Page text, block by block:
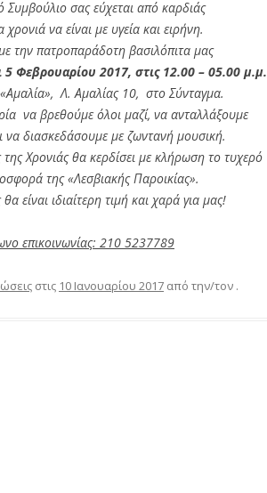
Συμβούλιο σας εύχεται από καρδιάς
χρονιά να είναι με υγεία και ειρήνη.
την πατροπαράδοτη βασιλόπιτα μας
5 Φεβρουαρίου 2017, στις 12.00 – 05.00 μ.μ.
Λ. Αμαλίας 10, στο Σύνταγμα.
να βρεθούμε όλοι μαζί, να ανταλλάξουμε
να διασκεδάσουμε με ζωντανή μουσική.
Χρονιάς θα κερδίσει με κλήρωση το τυχερό
της «Λεσβιακής Παροικίας».
είναι ιδιαίτερη τιμή και χαρά για μας!
επικοινωνίας: 210 5237789
στις 10 Ιανουαρίου 2017 από την/τον .